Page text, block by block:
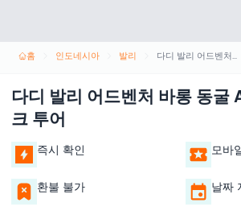
홈 인도네시아 발리 다디 발리 어드벤처 바롱 동굴 ATV 쿼드 바이크 투어
다디 발리 어드벤처 바롱 동굴
크 투어
즉시 확인 모바
환불 불가 날짜